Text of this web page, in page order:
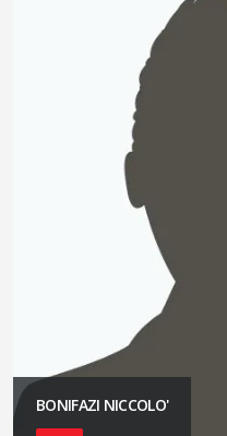
BONIFAZI NICCOLO'